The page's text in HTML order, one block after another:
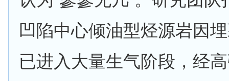
凹陷中心倾油型烃源岩因
已进入大量生气阶段，经